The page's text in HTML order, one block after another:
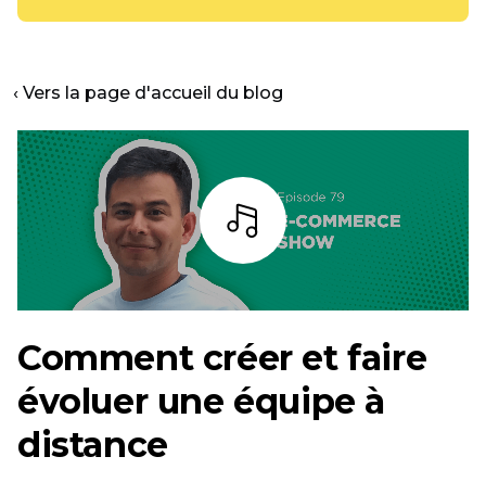
‹ Vers la page d'accueil du blog
Écoutez
Comment créer et faire
évoluer une équipe à
distance